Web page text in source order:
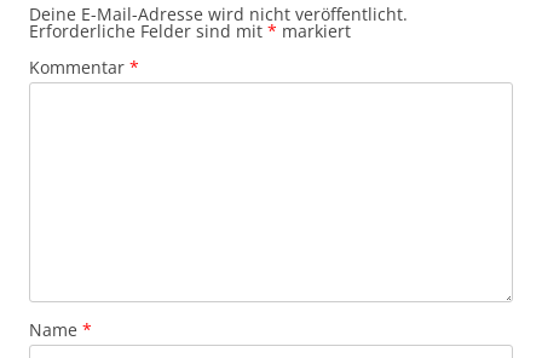
Deine E-Mail-Adresse wird nicht veröffentlicht.
Erforderliche Felder sind mit * markiert
Kommentar *
Name *